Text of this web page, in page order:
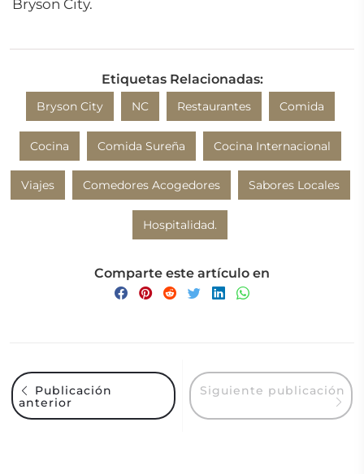
Bryson City.
Etiquetas Relacionadas:
Bryson City NC Restaurantes Comida
Cocina Comida Sureña Cocina Internacional
Viajes Comedores Acogedores Sabores Locales
Hospitalidad.
Comparte este artículo en
Siguiente publicación
Publicación
anterior